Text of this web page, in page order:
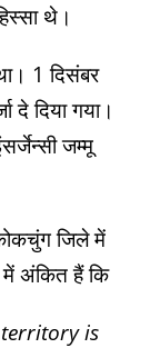
थे।
1 दिसंबर
दे दिया गया।
जम्मू
जिले में
में अंकित हैं कि
is